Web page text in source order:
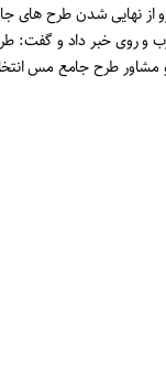
از نهایی شدن طرح های
روی خبر داد و گفت:
مشاور طرح جامع مس